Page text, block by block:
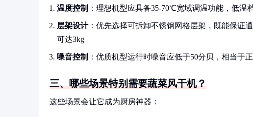
温度控制 ：理想机型应具备35-70℃宽域调温功能，低
层架设计：优先选择可拆卸不锈钢网格层架，既能保证
可达3kg
噪音控制 ：优质机型运行时噪音应低于50分贝，相当于
三、哪些场景特别需要蔬菜风干机？
这些场景会让它成为厨房神器：